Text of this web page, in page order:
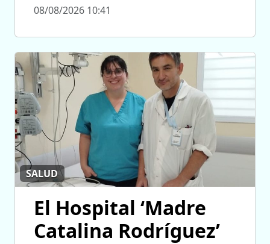
08/08/2026 10:41
SALUD
El Hospital ‘Madre
Catalina Rodríguez’